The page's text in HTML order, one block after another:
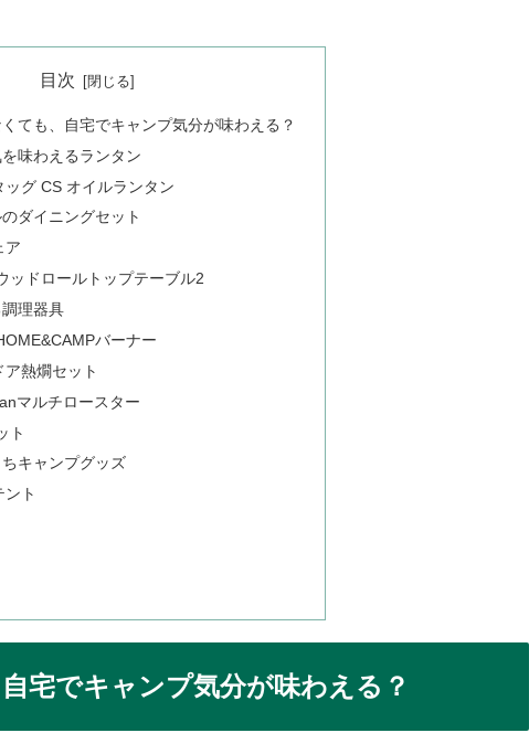
目次
ても、自宅でキャンプ気分が味わえる？
味わえるランタン
ッグ CS オイルランタン
ダイニングセット
ア
ッドロールトップテーブル2
理器具
バーナー
熱燗セット
マルチロースター
ト
キャンプグッズ
ト
宅でキャンプ気分が味わえる？